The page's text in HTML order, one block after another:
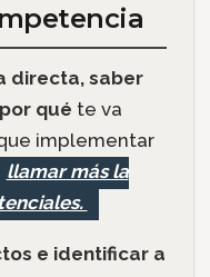
directa, saber
qué te va
implementar
llamar más la
e identificar a